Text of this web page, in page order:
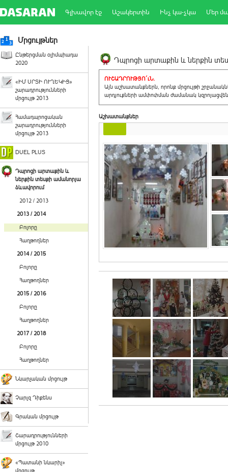
Գլխավոր էջ Աշակերտին Ինչ կա-չկա Մեր
Մրցույթներ
Ընթերցման օլիմպիադա
2020
«ԻՄ ՍՐՏԻ ՈՒՂԵԿԻՑ»
շարադրությունների
մրցույթ 2013
Համադպրոցական
շարադրությունների
մրցույթ 2013
DUEL PLUS
Դպրոցի արտաքին և
ներքին տեսքի ամանորյա
ձևավորում
2012 / 2013
2013 / 2014
Բոլորը
Հաղթողներ
2014 / 2015
Բոլորը
Հաղթողներ
2015 / 2016
Բոլորը
Հաղթողներ
2017 / 2018
Բոլորը
Հաղթողներ
Նկարչական մրցույթ
Չարլզ Դիքենս
Գրական մրցույթ
Շարադրությունների
մրցույթ 2010
«Պատանի նկարիչ»
Դպրոցի արտաքին և ներքին
ՈՒՇԱԴՐՈՒԹՅՈ´ւՆ.
Այն աշխատանքներն, որոնք մրցույթի
արդյուքների ամփոփման ժամանակ
Աշխատանքներ